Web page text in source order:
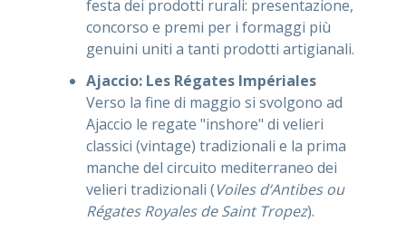
festa dei prodotti rurali: presentazione,
concorso e premi per i formaggi più
genuini uniti a tanti prodotti artigianali.
Ajaccio: Les Régates Impériales
Verso la fine di maggio si svolgono ad
Ajaccio le regate "inshore" di velieri
classici (vintage) tradizionali e la prima
manche del circuito mediterraneo dei
velieri tradizionali (Voiles d‘Antibes ou
Régates Royales de Saint Tropez).